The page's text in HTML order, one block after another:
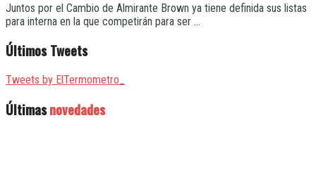
Juntos por el Cambio de Almirante Brown ya tiene definida sus listas
para interna en la que competirán para ser ...
Últimos Tweets
Tweets by ElTermometro_
Últimasnovedades